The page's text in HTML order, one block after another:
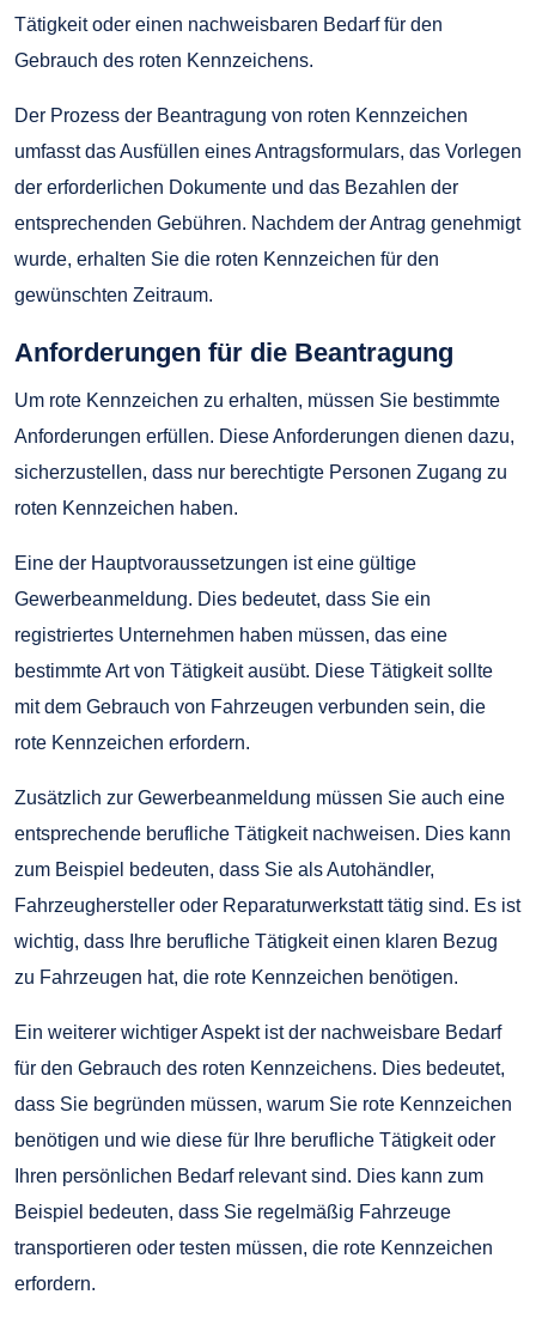
Tätigkeit oder einen nachweisbaren Bedarf für den
Gebrauch des roten Kennzeichens.
Der Prozess der Beantragung von roten Kennzeichen
umfasst das Ausfüllen eines Antragsformulars, das Vorlegen
der erforderlichen Dokumente und das Bezahlen der
entsprechenden Gebühren. Nachdem der Antrag genehmigt
wurde, erhalten Sie die roten Kennzeichen für den
gewünschten Zeitraum.
Anforderungen für die Beantragung
Um rote Kennzeichen zu erhalten, müssen Sie bestimmte
Anforderungen erfüllen. Diese Anforderungen dienen dazu,
sicherzustellen, dass nur berechtigte Personen Zugang zu
roten Kennzeichen haben.
Eine der Hauptvoraussetzungen ist eine gültige
Gewerbeanmeldung. Dies bedeutet, dass Sie ein
registriertes Unternehmen haben müssen, das eine
bestimmte Art von Tätigkeit ausübt. Diese Tätigkeit sollte
mit dem Gebrauch von Fahrzeugen verbunden sein, die
rote Kennzeichen erfordern.
Zusätzlich zur Gewerbeanmeldung müssen Sie auch eine
entsprechende berufliche Tätigkeit nachweisen. Dies kann
zum Beispiel bedeuten, dass Sie als Autohändler,
Fahrzeughersteller oder Reparaturwerkstatt tätig sind. Es ist
wichtig, dass Ihre berufliche Tätigkeit einen klaren Bezug
zu Fahrzeugen hat, die rote Kennzeichen benötigen.
Ein weiterer wichtiger Aspekt ist der nachweisbare Bedarf
für den Gebrauch des roten Kennzeichens. Dies bedeutet,
dass Sie begründen müssen, warum Sie rote Kennzeichen
benötigen und wie diese für Ihre berufliche Tätigkeit oder
Ihren persönlichen Bedarf relevant sind. Dies kann zum
Beispiel bedeuten, dass Sie regelmäßig Fahrzeuge
transportieren oder testen müssen, die rote Kennzeichen
erfordern.